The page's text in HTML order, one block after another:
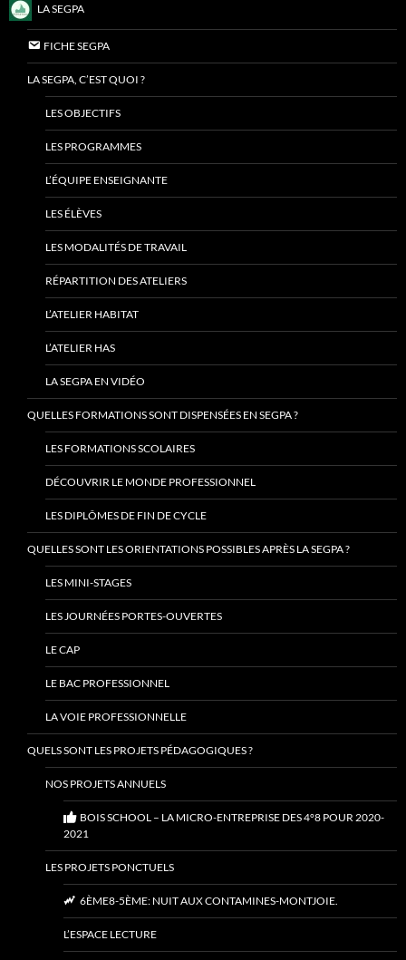
LA SEGPA
FICHE SEGPA
LA SEGPA, C’EST QUOI ?
LES OBJECTIFS
LES PROGRAMMES
L’ÉQUIPE ENSEIGNANTE
LES ÉLÈVES
LES MODALITÉS DE TRAVAIL
RÉPARTITION DES ATELIERS
L’ATELIER HABITAT
L’ATELIER HAS
LA SEGPA EN VIDÉO
QUELLES FORMATIONS SONT DISPENSÉES EN SEGPA ?
LES FORMATIONS SCOLAIRES
DÉCOUVRIR LE MONDE PROFESSIONNEL
LES DIPLÔMES DE FIN DE CYCLE
QUELLES SONT LES ORIENTATIONS POSSIBLES APRÈS LA SEGPA ?
LES MINI-STAGES
LES JOURNÉES PORTES-OUVERTES
LE CAP
LE BAC PROFESSIONNEL
LA VOIE PROFESSIONNELLE
QUELS SONT LES PROJETS PÉDAGOGIQUES ?
NOS PROJETS ANNUELS
BOIS SCHOOL – LA MICRO-ENTREPRISE DES 4°8 POUR 2020-
2021
LES PROJETS PONCTUELS
6ÈME8-5ÈME: NUIT AUX CONTAMINES-MONTJOIE.
L’ESPACE LECTURE